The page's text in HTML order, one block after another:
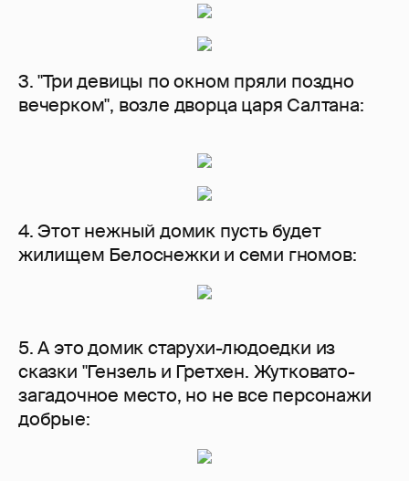
3. "Три девицы по окном пряли поздно
вечерком", возле дворца царя Салтана:
4. Этот нежный домик пусть будет
жилищем Белоснежки и семи гномов:
5. А это домик старухи-людоедки из
сказки "Гензель и Гретхен. Жутковато-
загадочное место, но не все персонажи
добрые: